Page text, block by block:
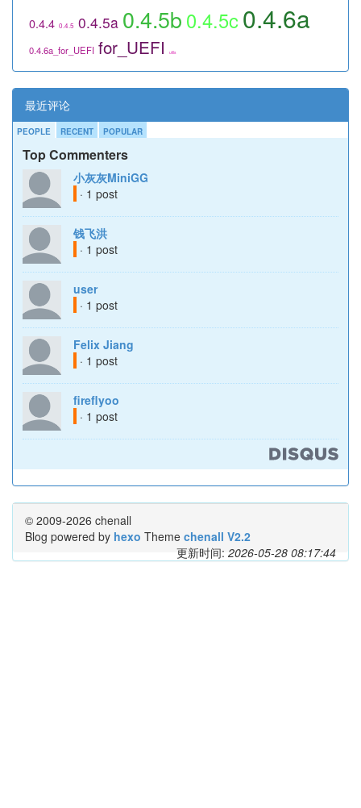
0.4.4 0.4.5 0.4.5a 0.4.5b 0.4.5c0.4.6a
0.4.6a_for_UEFI for_UEFI utils
最近评论
PEOPLE RECENT POPULAR
Top Commenters
小灰灰MiniGG
· 1 post
钱飞洪
· 1 post
user
· 1 post
Felix Jiang
· 1 post
fireflyoo
· 1 post
© 2009-2026 chenall
Blog powered by hexo Theme chenall V2.2
更新时间: 2026-05-28 08:17:44